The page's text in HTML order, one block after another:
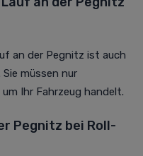
an der Pegnitz ist auch
müssen nur
Ihr Fahrzeug handelt.
Pegnitz bei Roll-